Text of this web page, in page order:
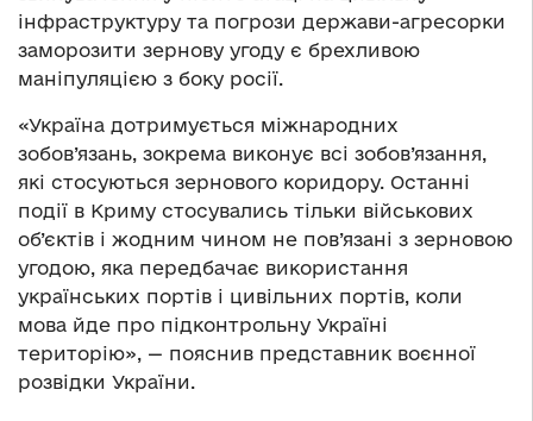
інфраструктуру та погрози держави-агресорки
заморозити зернову угоду є брехливою
маніпуляцією з боку росії.
«Україна дотримується міжнародних
зобов’язань, зокрема виконує всі зобов’язання,
які стосуються зернового коридору. Останні
події в Криму стосувались тільки військових
об’єктів і жодним чином не пов’язані з зерновою
угодою, яка передбачає використання
українських портів і цивільних портів, коли
мова йде про підконтрольну Україні
територію», — пояснив представник воєнної
розвідки України.